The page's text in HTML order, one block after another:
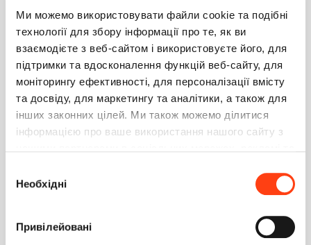
Ми можемо використовувати файли cookie та подібні
технології для збору інформації про те, як ви
взаємодієте з веб-сайтом і використовуєте його, для
підтримки та вдосконалення функцій веб-сайту, для
моніторингу ефективності, для персоналізації вмісту
та досвіду, для маркетингу та аналітики, а також для
інших законних цілей. Ми також можемо ділитися
інформацією про ваше використання нашого сайту з
інформацією, яку ви їм надали або яку вони зібрали
під час використання вами їхніх послуг. Детальніше
згоди
Необхідні
Привілейовані
Наполнение среды разработки данными из
промышленной среды
Вопрос 0
02.09.2019
Права на обращения
Вопрос 3
25.03.2019
Вопрос 28.02.2019